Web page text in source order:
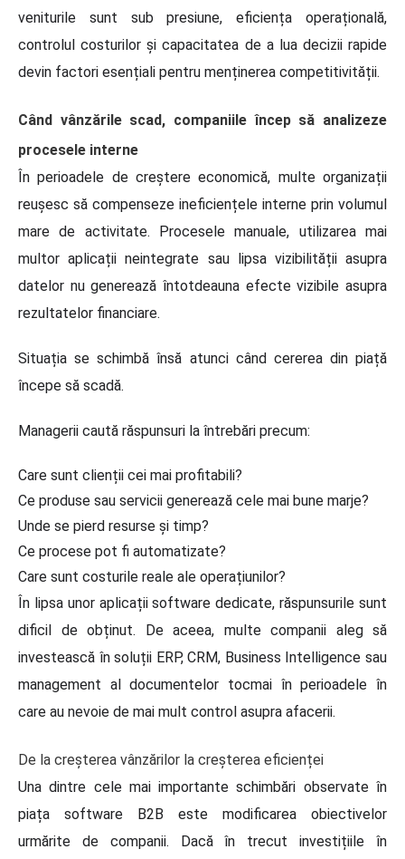
veniturile sunt sub presiune, eficiența operațională,
controlul costurilor și capacitatea de a lua decizii rapide
devin factori esențiali pentru menținerea competitivității.
Când vânzările scad, companiile încep să analizeze
procesele interne
În perioadele de creștere economică, multe organizații
reușesc să compenseze ineficiențele interne prin volumul
mare de activitate. Procesele manuale, utilizarea mai
multor aplicații neintegrate sau lipsa vizibilității asupra
datelor nu generează întotdeauna efecte vizibile asupra
rezultatelor financiare.
Situația se schimbă însă atunci când cererea din piață
începe să scadă.
Managerii caută răspunsuri la întrebări precum:
Care sunt clienții cei mai profitabili?
Ce produse sau servicii generează cele mai bune marje?
Unde se pierd resurse și timp?
Ce procese pot fi automatizate?
Care sunt costurile reale ale operațiunilor?
În lipsa unor aplicații software dedicate, răspunsurile sunt
dificil de obținut. De aceea, multe companii aleg să
investească în soluții ERP, CRM, Business Intelligence sau
management al documentelor tocmai în perioadele în
care au nevoie de mai mult control asupra afacerii.
De la creșterea vânzărilor la creșterea eficienței
Una dintre cele mai importante schimbări observate în
piața software B2B este modificarea obiectivelor
urmărite de companii. Dacă în trecut investițiile în